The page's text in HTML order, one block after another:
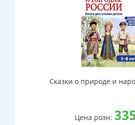
Сказки о природе и
Цена розн: